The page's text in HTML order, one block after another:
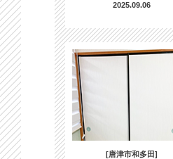
2025.09.06
[唐津市和多田]